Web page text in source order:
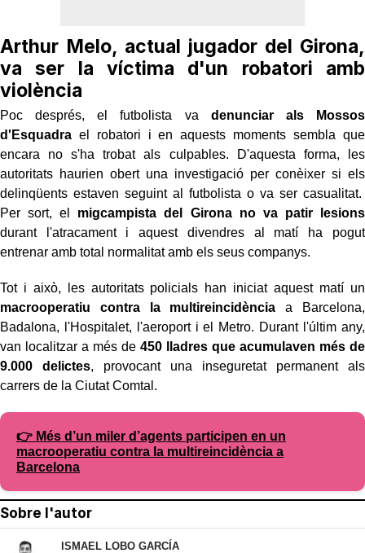
Arthur Melo, actual jugador del Girona,
va ser la víctima d'un robatori amb
violència
Poc després, el futbolista va denunciar als Mossos
d'Esquadra el robatori i en aquests moments sembla que
encara no s'ha trobat als culpables. D'aquesta forma, les
autoritats haurien obert una investigació per conèixer si els
delinqüents estaven seguint al futbolista o va ser casualitat.
Per sort, el
migcampista del Girona
no va patir lesions
durant l'atracament i aquest divendres al matí ha pogut
entrenar amb total normalitat amb els seus companys.
Tot i això, les autoritats policials han iniciat aquest matí un
macrooperatiu contra la multireincidència a Barcelona,
Badalona, l'Hospitalet, l'aeroport i el Metro. Durant l'últim any,
van localitzar a més de450 lladres que acumulaven més de
9.000 delictes, provocant una inseguretat permanent als
carrers de la Ciutat Comtal.
👉 Més d’un miler d’agents participen en un
macrooperatiu contra la multireincidència a
Barcelona
Sobre l'autor
ISMAEL LOBO GARCÍA